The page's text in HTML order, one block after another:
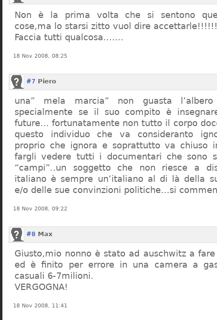
Non è la prima volta che si sentono
cose,ma lo starsi zitto vuol dire accettarle!!!!!!
Faccia tutti qualcosa…….
18 Nov 2008, 08:25
#7 Piero
una” mela marcia” non guasta
specialmente se il suo compito è
future… fortunatamente non tutto il corpo
questo individuo che va consideranto
proprio che ignora e soprattutto va chiuso
fargli vedere tutti i documentari che sono
“campi”..un soggetto che non riesce a
italiano è sempre un’italiano al di là della
e/o delle sue convinzioni politiche…si
18 Nov 2008, 09:22
#8 Max
Giusto,mio nonno è stato ad auschwitz a
ed è finito per errore in una camera a
casuali 6-7milioni.
VERGOGNA!
18 Nov 2008, 11:41